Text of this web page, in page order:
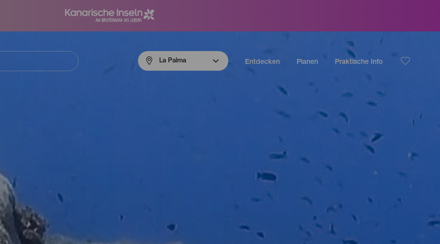
La Palma Entdecken Planen Praktische Info